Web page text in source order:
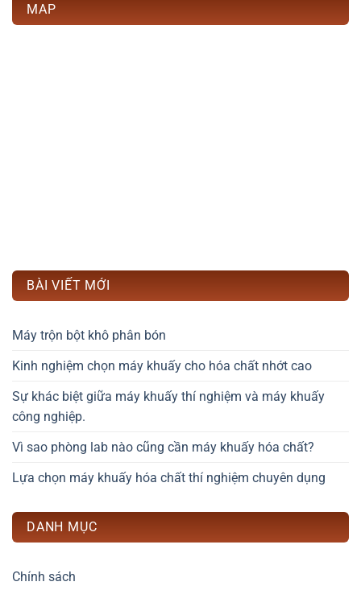
MAP
BÀI VIẾT MỚI
Máy trộn bột khô phân bón
Kinh nghiệm chọn máy khuấy cho hóa chất nhớt cao
Sự khác biệt giữa máy khuấy thí nghiệm và máy khuấy
công nghiệp.
Vì sao phòng lab nào cũng cần máy khuấy hóa chất?
Lựa chọn máy khuấy hóa chất thí nghiệm chuyên dụng
DANH MỤC
Chính sách